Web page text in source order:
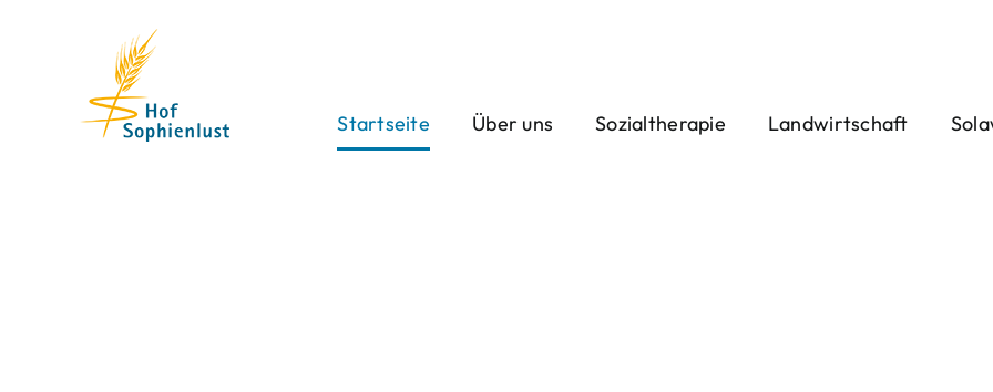
Startseite
Über uns Sozialtherapie Landwirtschaft